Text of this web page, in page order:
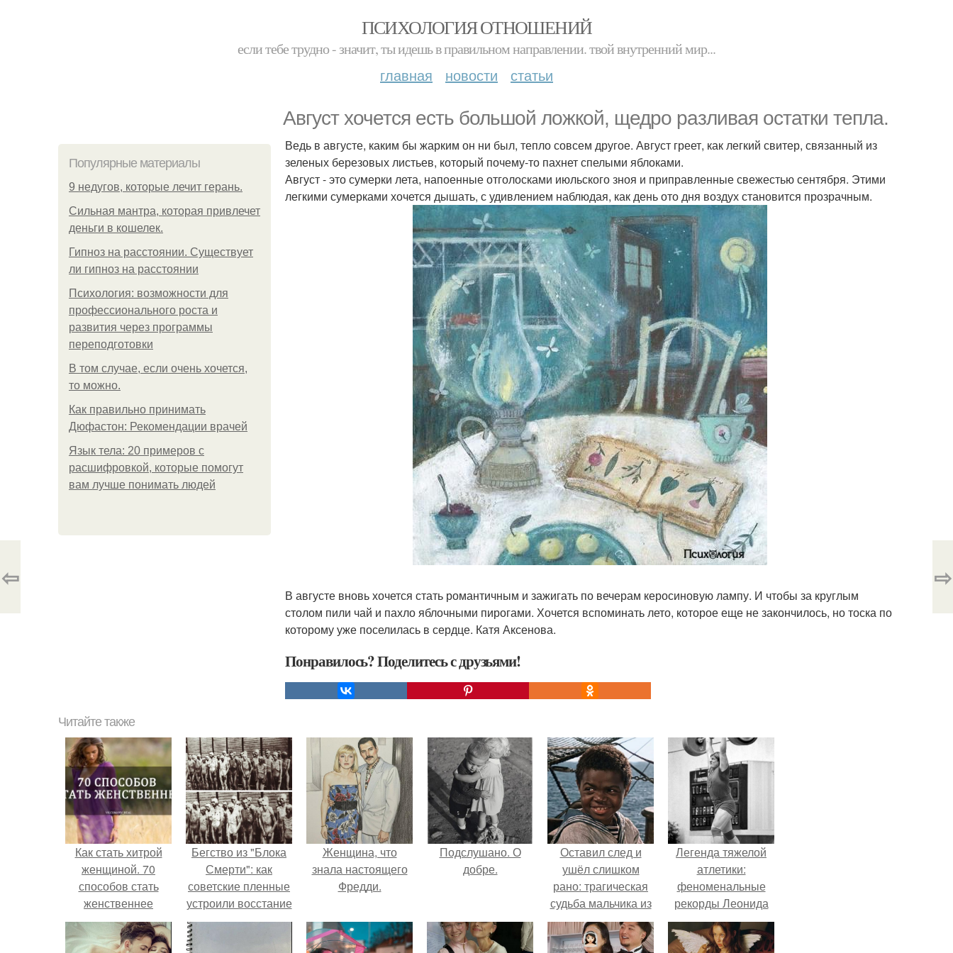
ПСИХОЛОГИЯ ОТНОШЕНИЙ
если тебе трудно - значит, ты идешь в правильном направлении. твой внутренний мир...
главная новости статьи
Август хочется есть большой ложкой, щедро разливая остатки тепла.
Популярные материалы
9 недугов, которые лечит герань.
Сильная мантра, которая привлечет
деньги в кошелек.
Гипноз на расстоянии. Существует
ли гипноз на расстоянии
Психология: возможности для
профессионального роста и
развития через программы
переподготовки
В том случае, если очень хочется,
то можно.
Как правильно принимать
Дюфастон: Рекомендации врачей
Язык тела: 20 примеров с
расшифровкой, которые помогут
вам лучше понимать людей
Ведь в августе, каким бы жарким он ни был, тепло совсем другое. Август греет, как легкий свитер, связанный из
зеленых березовых листьев, который почему-то пахнет спелыми яблоками.
Август - это сумерки лета, напоенные отголосками июльского зноя и приправленные свежестью сентября. Этими
легкими сумерками хочется дышать, с удивлением наблюдая, как день ото дня воздух становится прозрачным.
В августе вновь хочется стать романтичным и зажигать по вечерам керосиновую лампу. И чтобы за круглым
столом пили чай и пахло яблочными пирогами. Хочется вспоминать лето, которое еще не закончилось, но тоска по
которому уже поселилась в сердце. Катя Аксенова.
Понравилось? Поделитесь с друзьями!
⇦ ⇨
Читайте также
Как стать хитрой
женщиной. 70
способов стать
женственнее
Бегство из "Блока
Смерти": как
советские пленные
устроили восстание
в концлагере.
Женщина, что
знала настоящего
Фредди.
Подслушано. О
добре.
Оставил след и
ушёл слишком
рано: трагическая
судьба мальчика из
фильма
"Максимка".
Легенда тяжелой
атлетики:
феноменальные
рекорды Леонида
Тараненко.